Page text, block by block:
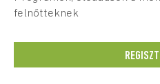
felnőtteknek